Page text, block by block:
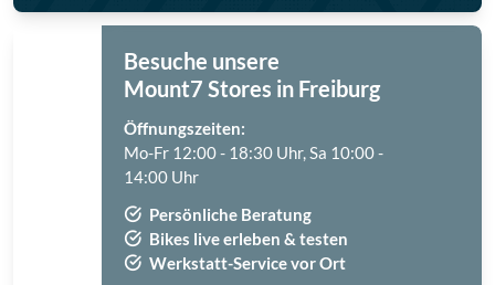
Besuche unsere
Mount7 Stores in Freiburg
Öffnungszeiten:
Mo-Fr 12:00 - 18:30 Uhr, Sa 10:00 -
14:00 Uhr
Persönliche Beratung
Bikes live erleben & testen
Werkstatt-Service vor Ort